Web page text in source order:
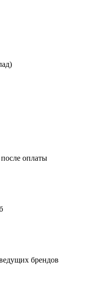
после оплаты
брендов